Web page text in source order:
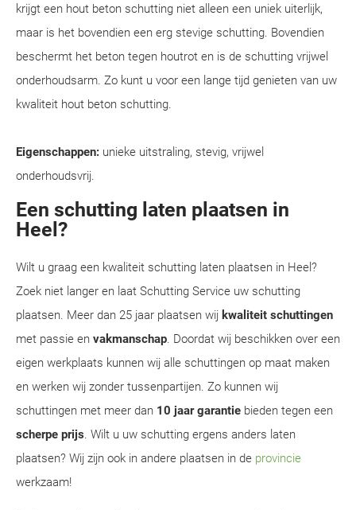
krijgt een hout beton schutting niet alleen een uniek uiterlijk,
maar is het bovendien een erg stevige schutting. Bovendien
beschermt het beton tegen houtrot en is de schutting vrijwel
onderhoudsarm. Zo kunt u voor een lange tijd genieten van uw
kwaliteit hout beton schutting.
Eigenschappen: unieke uitstraling, stevig, vrijwel
onderhoudsvrij.
Een schutting laten plaatsen in
Heel?
Wilt u graag een kwaliteit schutting laten plaatsen in Heel?
Zoek niet langer en laat Schutting Service uw schutting
plaatsen. Meer dan 25 jaar plaatsen wij kwaliteit schuttingen
met passie en vakmanschap. Doordat wij beschikken over een
eigen werkplaats kunnen wij alle schuttingen op maat maken
en werken wij zonder tussenpartijen. Zo kunnen wij
schuttingen met meer dan 10 jaar garantie bieden tegen een
scherpe prijs. Wilt u uw schutting ergens anders laten
plaatsen? Wij zijn ook in andere plaatsen in de provincie
werkzaam!